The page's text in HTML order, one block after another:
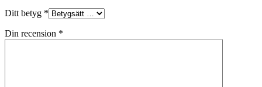
Ditt betyg *
Din recension *